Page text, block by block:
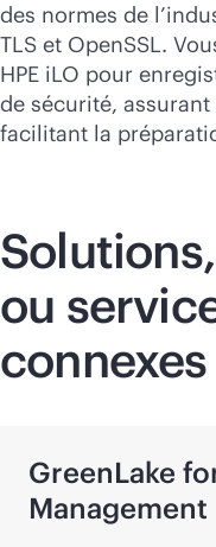
des normes de
TLS et OpenSSL.
HPE iLO pour
de sécurité,
facilitant la
ou
connexes
GreenLake
Management